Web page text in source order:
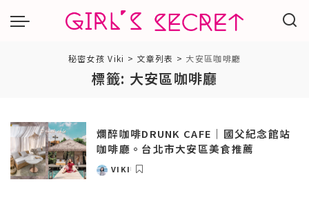
秘密女孩 Viki > 文章列表 > 大安區咖啡廳
標籤: 大安區咖啡廳
爛醉咖啡DRUNK CAFE｜國父紀念館站
咖啡廳。台北市大安區美食推薦
POSTED
VIKI